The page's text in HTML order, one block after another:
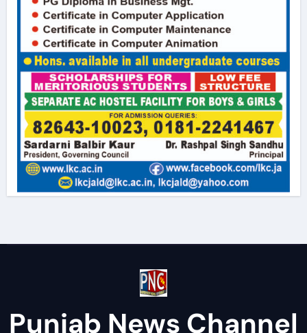
Punjab News Channel